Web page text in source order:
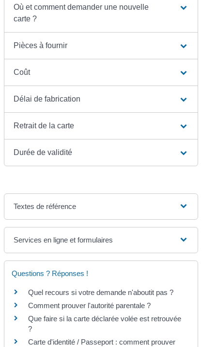
Où et comment demander une nouvelle
carte ?
Pièces à fournir
Coût
Délai de fabrication
Retrait de la carte
Durée de validité
Textes de référence
Services en ligne et formulaires
Questions ? Réponses !
Quel recours si votre demande n'aboutit pas ?
Comment prouver l'autorité parentale ?
Que faire si la carte déclarée volée est retrouvée
?
Carte d'identité / Passeport : comment prouver